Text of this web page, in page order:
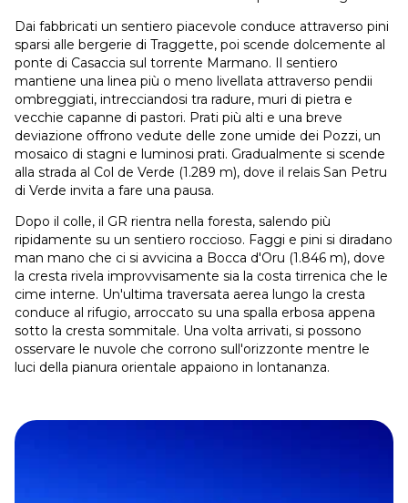
Dai fabbricati un sentiero piacevole conduce attraverso pini
sparsi alle bergerie di Traggette, poi scende dolcemente al
ponte di Casaccia sul torrente Marmano. Il sentiero
mantiene una linea più o meno livellata attraverso pendii
ombreggiati, intrecciandosi tra radure, muri di pietra e
vecchie capanne di pastori. Prati più alti e una breve
deviazione offrono vedute delle zone umide dei Pozzi, un
mosaico di stagni e luminosi prati. Gradualmente si scende
alla strada al Col de Verde (1.289 m), dove il relais San Petru
di Verde invita a fare una pausa.
Dopo il colle, il GR rientra nella foresta, salendo più
ripidamente su un sentiero roccioso. Faggi e pini si diradano
man mano che ci si avvicina a Bocca d'Oru (1.846 m), dove
la cresta rivela improvvisamente sia la costa tirrenica che le
cime interne. Un'ultima traversata aerea lungo la cresta
conduce al rifugio, arroccato su una spalla erbosa appena
sotto la cresta sommitale. Una volta arrivati, si possono
osservare le nuvole che corrono sull'orizzonte mentre le
luci della pianura orientale appaiono in lontananza.